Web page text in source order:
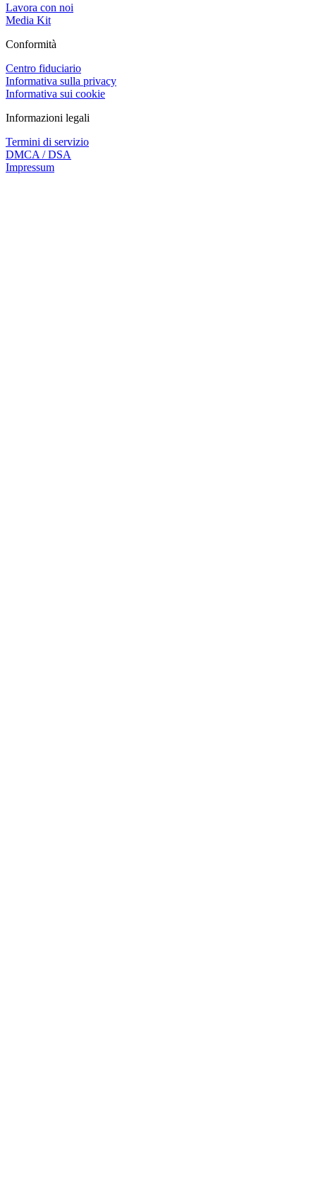
Lavora con noi
Media Kit
Conformità
Centro fiduciario
Informativa sulla privacy
Informativa sui cookie
Informazioni legali
Termini di servizio
DMCA / DSA
Impressum